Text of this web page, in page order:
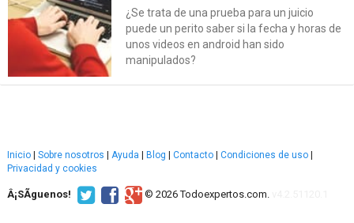
¿Se trata de una prueba para un juicio
puede un perito saber si la fecha y horas de
unos videos en android han sido
manipulados?
Inicio | Sobre nosotros | Ayuda | Blog | Contacto | Condiciones de uso |
Privacidad y cookies
Â¡SÃ­guenos! © 2026 Todoexpertos.com.